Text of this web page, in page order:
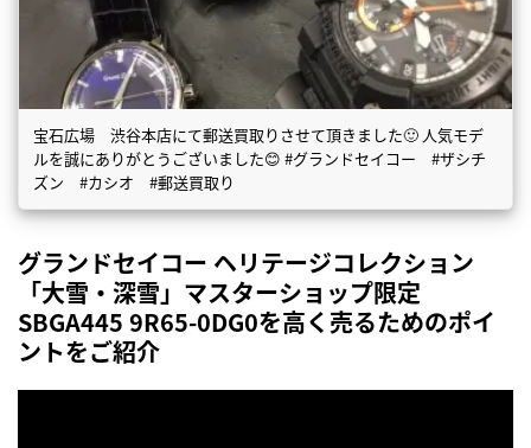
宝石広場 渋谷本店にて郵送買取りさせて頂きました🙂 人気モデ
ルを誠にありがとうございました😊 #グランドセイコー #ザシチ
ズン #カシオ #郵送買取り
グランドセイコー ヘリテージコレクション
「大雪・深雪」マスターショップ限定
SBGA445 9R65-0DG0を高く売るためのポイ
ントをご紹介